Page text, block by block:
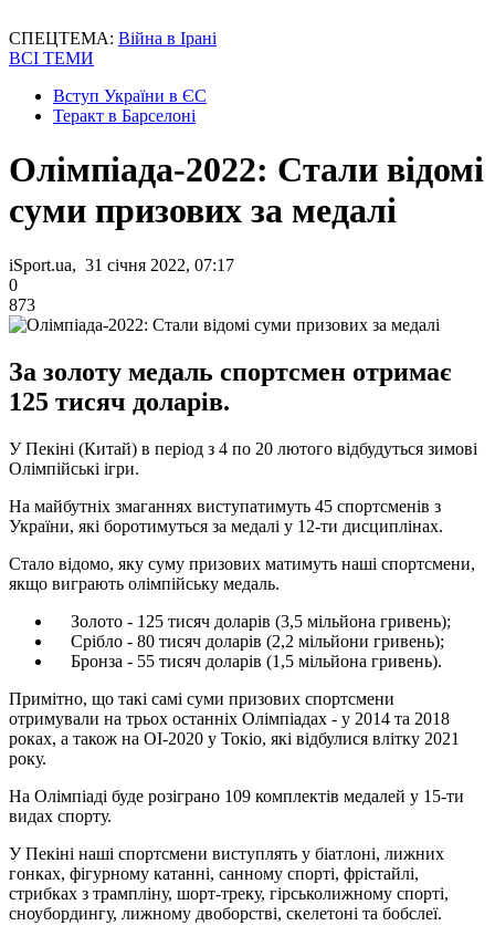
СПЕЦТЕМА: Війна в Ірані
ВСІ ТЕМИ
Вступ України в ЄС
Теракт в Барселоні
Олімпіада-2022: Стали відомі
суми призових за медалі
iSport.ua, 31 січня 2022, 07:17
0
873
За золоту медаль спортсмен отримає
125 тисяч доларів.
У Пекіні (Китай) в період з 4 по 20 лютого відбудуться зимові
Олімпійські ігри.
На майбутніх змаганнях виступатимуть 45 спортсменів з
України, які боротимуться за медалі у 12-ти дисциплінах.
Стало відомо, яку суму призових матимуть наші спортсмени,
якщо виграють олімпійську медаль.
Золото - 125 тисяч доларів (3,5 мільйона гривень);
Срібло - 80 тисяч доларів (2,2 мільйони гривень);
Бронза - 55 тисяч доларів (1,5 мільйона гривень).
Примітно, що такі самі суми призових спортсмени
отримували на трьох останніх Олімпіадах - у 2014 та 2018
роках, а також на ОІ-2020 у Токіо, які відбулися влітку 2021
року.
На Олімпіаді буде розіграно 109 комплектів медалей у 15-ти
видах спорту.
У Пекіні наші спортсмени виступлять у біатлоні, лижних
гонках, фігурному катанні, санному спорті, фрістайлі,
стрибках з трампліну, шорт-треку, гірськолижному спорті,
сноубордингу, лижному двоборстві, скелетоні та бобслеї.